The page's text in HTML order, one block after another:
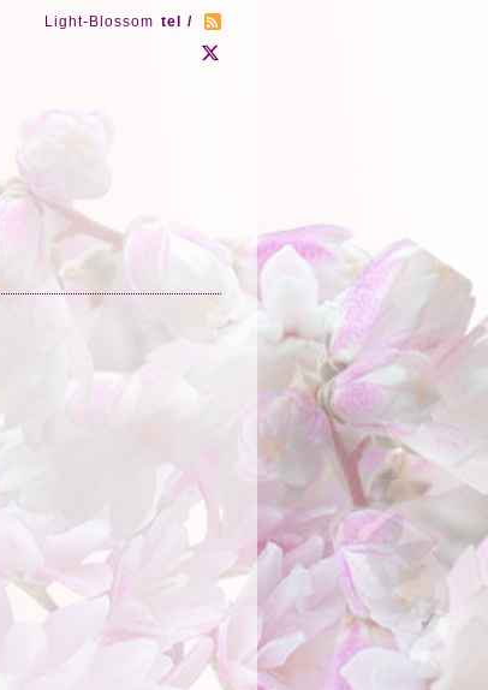
Light-Blossom tel /